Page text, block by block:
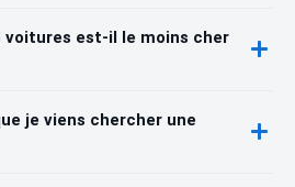
voitures est-il le moins cher
je viens chercher une